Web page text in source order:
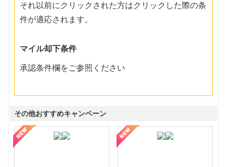
それ以前にクリックされた方はクリックした際の条
件が適応されます。
マイル却下条件
承認条件欄をご参照ください
その他おすすめキャンペーン